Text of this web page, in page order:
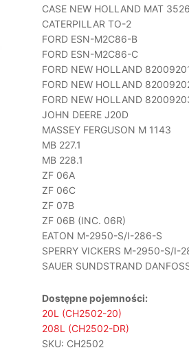
CASE NEW HOLLAND MAT 3526
CATERPILLAR TO-2
FORD ESN-M2C86-B
FORD ESN-M2C86-C
FORD NEW HOLLAND
FORD NEW HOLLAND
FORD NEW HOLLAND
JOHN DEERE J20D
MASSEY FERGUSON M 1143
MB 227.1
MB 228.1
ZF 06A
ZF 06C
ZF 07B
ZF 06B (INC. 06R)
EATON M-2950-S/I-286-S
SPERRY VICKERS M-2950-S/I-
SAUER SUNDSTRAND
Dostępne pojemności:
20L (CH2502-20)
208L (CH2502-DR)
SKU: CH2502